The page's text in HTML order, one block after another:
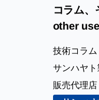
コラム
other
技術コラム
サンハヤト
販売代理